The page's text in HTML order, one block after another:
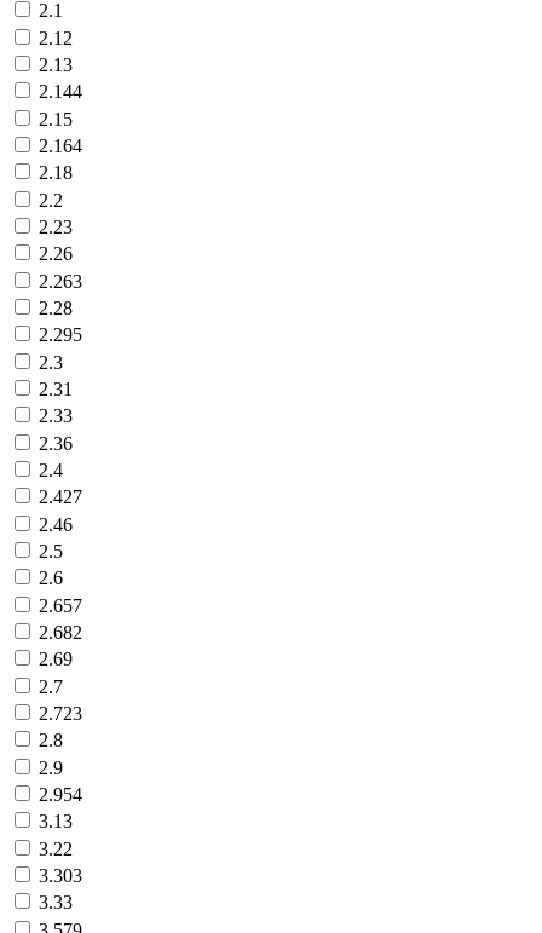
2.1
2.12
2.13
2.144
2.15
2.164
2.18
2.2
2.23
2.26
2.263
2.28
2.295
2.3
2.31
2.33
2.36
2.4
2.427
2.46
2.5
2.6
2.657
2.682
2.69
2.7
2.723
2.8
2.9
2.954
3.13
3.22
3.303
3.33